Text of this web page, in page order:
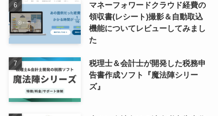
マネーフォワードクラウド経費の
領収書(レシート)撮影＆自動取込
機能についてレビューしてみまし
た
税理士＆会計士が開発した税務申
告書作成ソフト『魔法陣シリー
ズ』